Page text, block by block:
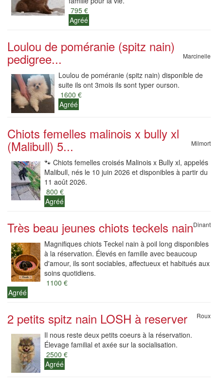
795 €
Agréé
Loulou de poméranie (spitz nain)
pedigree... Marcinelle
Loulou de poméranie (spitz nain) disponible de
suite ils ont 3mois ils sont typer ourson.
1600 €
Agréé
Chiots femelles malinois x bully xl
(Malibull) 5... Milmort
🐾 Chiots femelles croisés Malinois x Bully xl, appelés
Malibull, nés le 10 juin 2026 et disponibles à partir du
11 août 2026.
800 €
Agréé
Très beau jeunes chiots teckels nainDinant
Magnifiques chiots Teckel nain à poil long disponibles
à la réservation. Élevés en famille avec beaucoup
d'amour, ils sont sociables, affectueux et habitués aux
soins quotidiens.
1100 €
Agréé
2 petits spitz nain LOSH à reserver Roux
Il nous reste deux petits coeurs à la réservation.
Élevage familial et axée sur la socialisation.
2500 €
Agréé